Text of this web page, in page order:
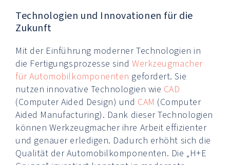
Technologien und Innovationen für die
Zukunft
Mit der Einführung moderner Technologien in
die Fertigungsprozesse sindWerkzeugmacher
für Automobilkomponenten gefordert. Sie
nutzen innovative Technologien wie CAD
(Computer Aided Design) und CAM (Computer
Aided Manufacturing). Dank dieser Technologien
können Werkzeugmacher ihre Arbeit effizienter
und genauer erledigen. Dadurch erhöht sich die
Qualität der Automobilkomponenten. Die „H+E